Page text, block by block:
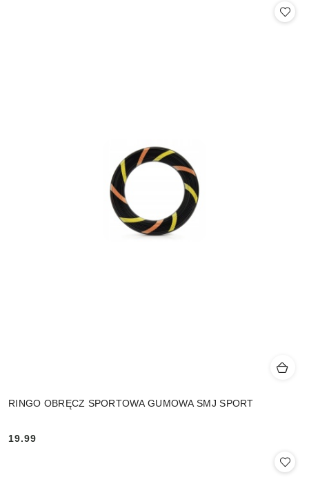
RINGO OBRĘCZ SPORTOWA GUMOWA SMJ SPORT
Cena:
19.99